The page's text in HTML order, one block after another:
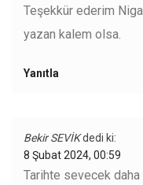
Teşekkür ederim
yazan kalem olsa.
Yanıtla
Bekir SEVİKdedi ki:
8 Şubat 2024, 00:59
Tarihte sevecek daha